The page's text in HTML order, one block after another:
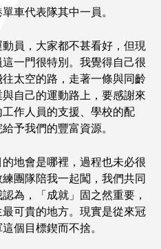
車代表隊其中一員。
員，大家都不甚看好，但現
一門很特別。我覺得自己很
太空的路，走著一條與同齡
自己的運動路上，要感謝來
作人員的支援、學校的配
予我們的豐富資源。
地會是哪裡，過程也未必很
團隊陪我一起闖，我們共同
為，「成就」固之然重要，
可貴的地方。現實是從來冠
個目標鍥而不捨。